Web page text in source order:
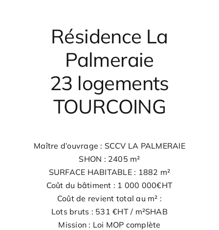
Résidence La
Palmeraie
23 logements
TOURCOING
Maître d’ouvrage : SCCV LA PALMERAIE
SHON : 2405 m²
SURFACE HABITABLE : 1882 m²
Coût du bâtiment : 1 000 000€HT
Coût de revient total au m² :
Lots bruts : 531 €HT / m²SHAB
Mission : Loi MOP complète